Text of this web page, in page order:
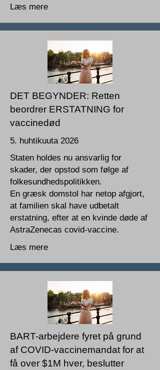
Læs mere
DET BEGYNDER: Retten
beordrer ERSTATNING for
vaccinedød
5. huhtikuuta 2026
Staten holdes nu ansvarlig for
skader, der opstod som følge af
folkesundhedspolitikken.
En græsk domstol har netop afgjort,
at familien skal have udbetalt
erstatning, efter at en kvinde døde af
AstraZenecas covid-vaccine.
Læs mere
BART-arbejdere fyret på grund
af COVID-vaccinemandat for at
få over $1M hver, beslutter